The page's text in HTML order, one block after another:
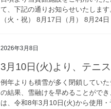
て、下記の通りお知らせいたしま
（火・祝） 8月17日（月） 8月24
2026年3月8日
3月10日(火)より、テニ
例年よりも積雪が多く閉鎖してい
の結果、雪融けを早めることがで
は、令和8年3月10日(火)から使用